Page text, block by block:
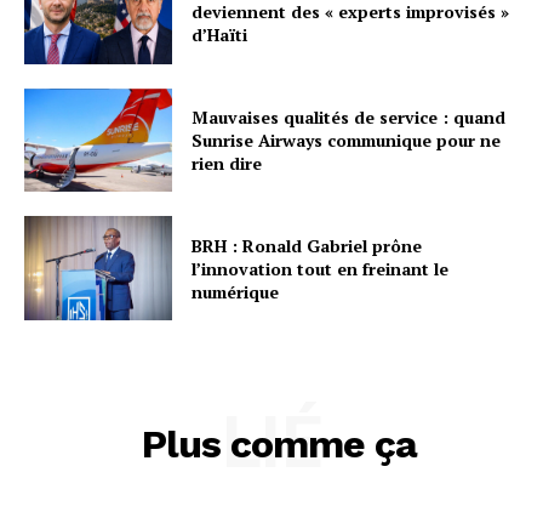
deviennent des « experts improvisés »
d’Haïti
Mauvaises qualités de service : quand
Sunrise Airways communique pour ne
rien dire
BRH : Ronald Gabriel prône
l’innovation tout en freinant le
numérique
Plus comme ça
LIÉ